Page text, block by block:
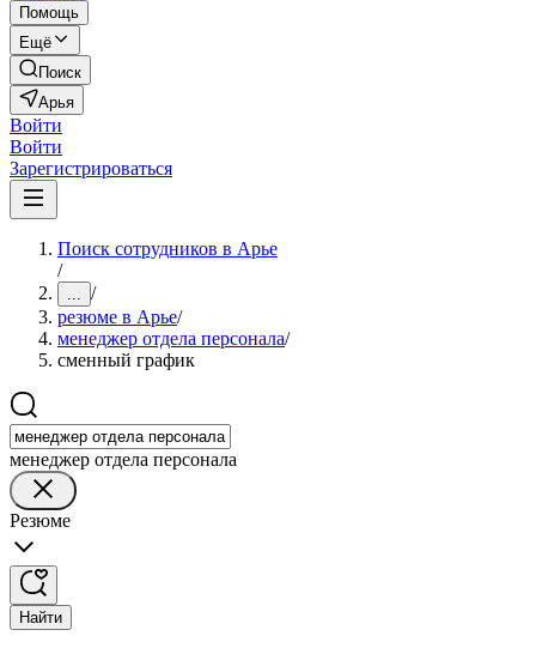
Помощь
Ещё
Поиск
Арья
Войти
Войти
Зарегистрироваться
Поиск сотрудников в Арье
/
... /
резюме в Арье/
менеджер отдела персонала/
сменный график
менеджер отдела персонала
Резюме
Найти